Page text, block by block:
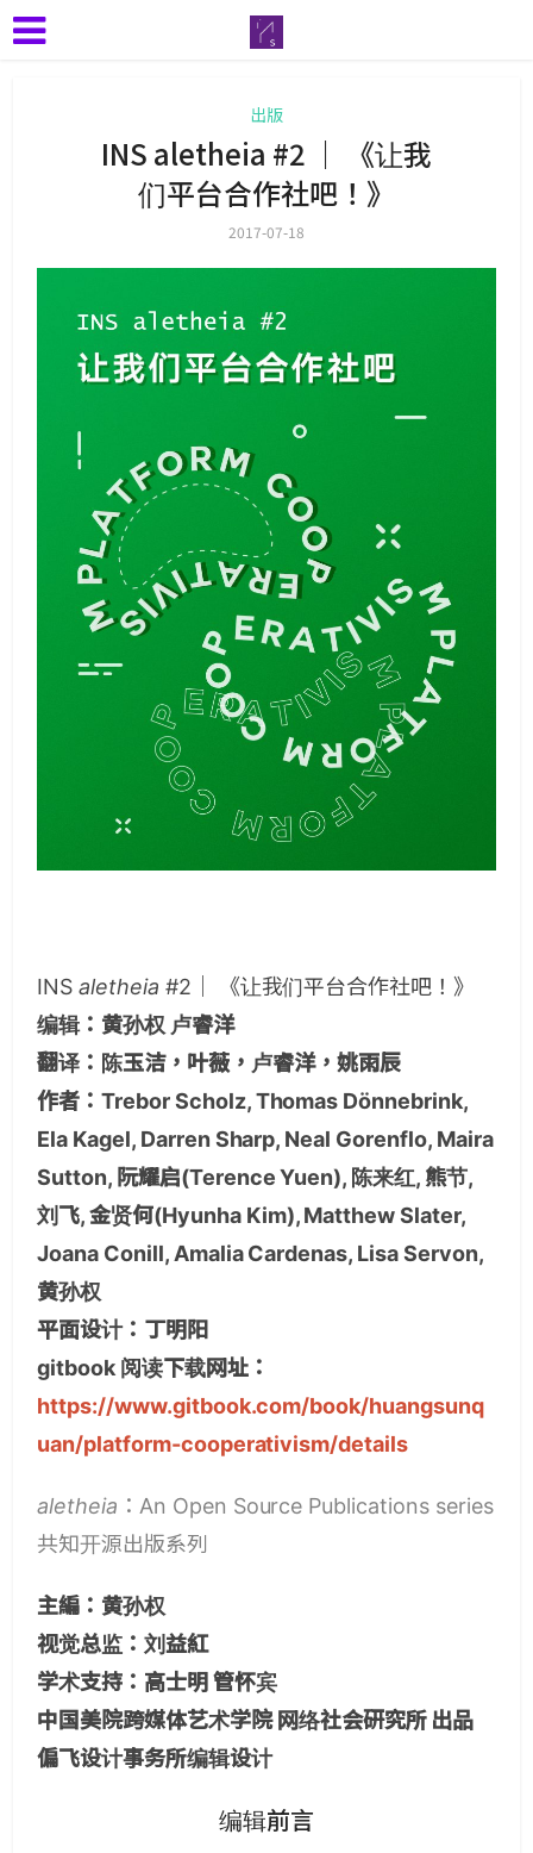
出版
INS aletheia #2 ｜ 《让我
们平台合作社吧！》
2017-07-18
INSaletheia #2｜ 《让我们平台合作社吧！》
编辑：黄孙权 卢睿洋
翻译：陈玉洁，叶薇，卢睿洋，姚雨辰
作者：Trebor Scholz, Thomas Dönnebrink,
Ela Kagel, Darren Sharp, Neal Gorenflo, Maira
Sutton, 阮耀启(Terence Yuen), 陈来红, 熊节,
刘飞, 金贤何(Hyunha Kim), Matthew Slater,
Joana Conill, Amalia Cardenas, Lisa Servon,
黄孙权
平面设计：丁明阳
gitbook 阅读下载网址：
https://www.gitbook.com/book/huangsunq
uan/platform-cooperativism/details
aletheia ：An Open Source Publications series
共知开源出版系列
主編：黄孙权
视觉总监：刘益紅
学术支持：高士明 管怀宾
中国美院跨媒体艺术学院 网络社会研究所 出品
偏飞设计事务所编辑设计
编辑前言